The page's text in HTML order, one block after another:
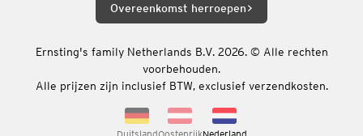
Overeenkomst herroepen
Ernsting's family Netherlands B.V. 2026. © Alle rechten
voorbehouden.
Alle prijzen zijn inclusief BTW, exclusief verzendkosten.